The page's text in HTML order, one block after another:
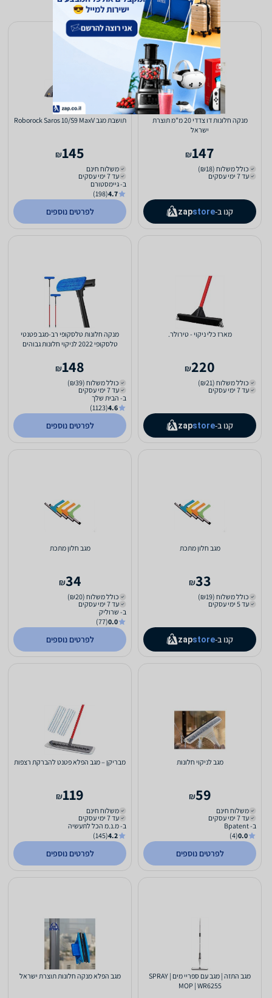
מנקה חלונות דו צדדי 20 מ"מ תוצרת
ישראל
147
₪
כולל משלוח (₪18)
עד 7 ימי עסקים
קנו ב- zapstore
תושבת מגב Roborock Saros 10/S9 MaxV
145
₪
משלוח חינם
עד 7 ימי עסקים
ב- גיימסטורם
4.7
(198)
לפרטים נוספים
מארז כלי ניקוי - טירולר.
220
₪
כולל משלוח (₪21)
עד 7 ימי עסקים
קנו ב- zapstore
מנקה חלונות טלסקופי רב-מגב פטנטי
טלסקופי 2022 לניקוי חלונות גבוהים
148
₪
כולל משלוח (₪39)
עד 7 ימי עסקים
ב- הבית שלך
4.6
(1123)
לפרטים נוספים
מגב חלון מתכת
33
₪
כולל משלוח (₪19)
עד 5 ימי עסקים
קנו ב- zapstore
מגב חלון מתכת
34
₪
כולל משלוח (₪20)
עד 7 ימי עסקים
ב- שרוליק
0.0
(77)
לפרטים נוספים
מגב לניקוי חלונות
59
₪
משלוח חינם
עד 7 ימי עסקים
ב- Bpatent
0.0
(4)
לפרטים נוספים
מבריקן – מגב הפלא פטנט להברקת רצפות
119
₪
משלוח חינם
עד 7 ימי עסקים
ב- מ.נ.מ הכל לתעשיה
4.2
(145)
לפרטים נוספים
מגב התזה | מגב עם ספריי מים | SPRAY
MOP | WR6255
מגב הפלא מנקה חלונות תוצרת ישראל